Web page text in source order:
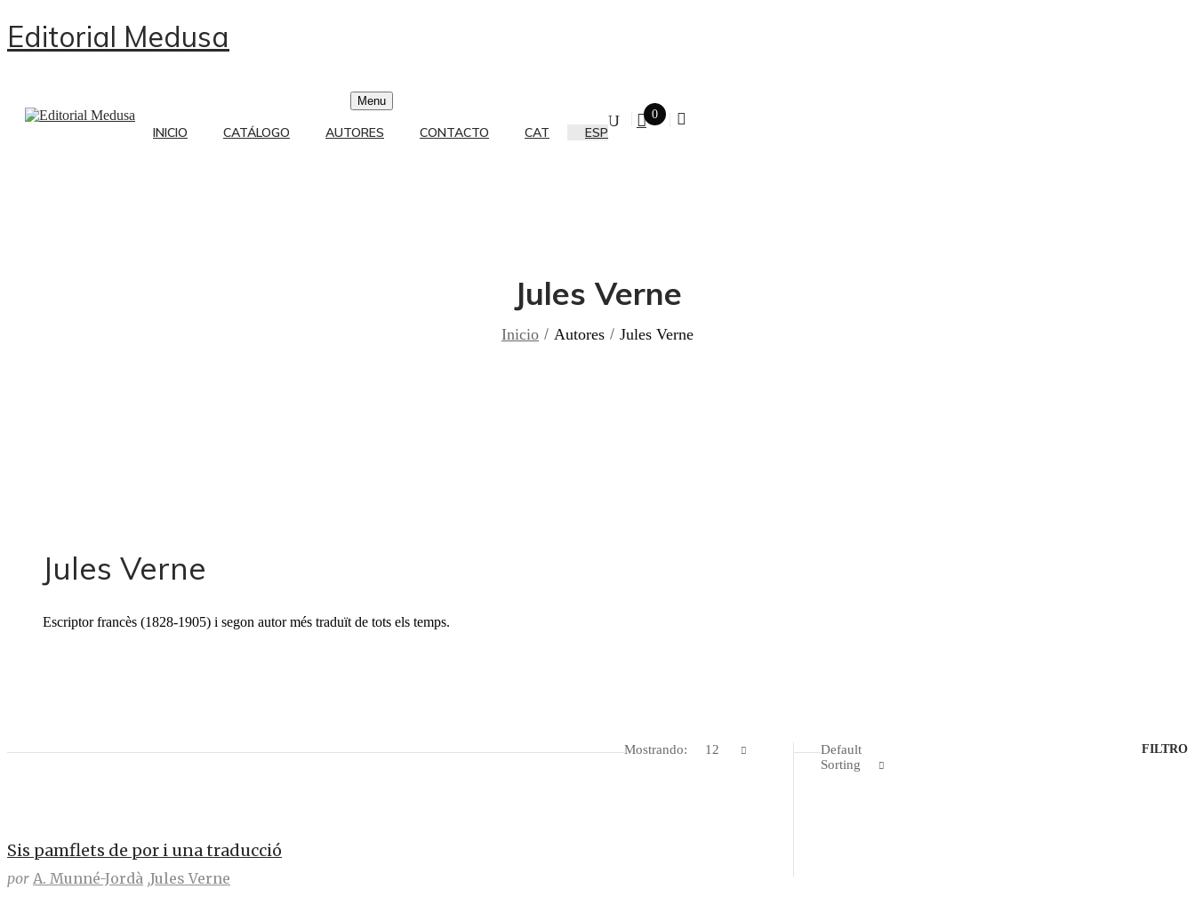
Editorial Medusa
Menu
INICIO CATÁLOGO AUTORES CONTACTO CAT ESP
0
Jules Verne
Inicio Autores Jules Verne
Jules Verne
Escriptor francès (1828-1905) i segon autor més traduït de tots els temps.
FILTRO
Default
Sorting
Mostrando: 12
Sis pamflets de por i una traducció
por A. Munné-Jordà Jules Verne